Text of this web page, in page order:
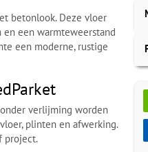
betonlook. Deze vloer
een warmteweerstand
een moderne, rustige
verlijming worden
plinten en afwerking.
project.